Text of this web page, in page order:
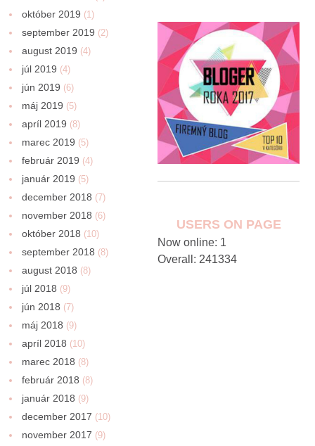
október 2019 (1)
september 2019 (2)
august 2019 (4)
júl 2019 (4)
jún 2019 (6)
máj 2019 (5)
apríl 2019 (8)
marec 2019 (5)
február 2019 (4)
január 2019 (5)
december 2018 (7)
november 2018 (6)
október 2018 (10)
september 2018 (8)
august 2018 (8)
júl 2018 (9)
jún 2018 (7)
máj 2018 (9)
apríl 2018 (10)
marec 2018 (8)
február 2018 (8)
január 2018 (9)
december 2017 (10)
november 2017 (9)
USERS ON PAGE
Now online: 1
Overall: 241334